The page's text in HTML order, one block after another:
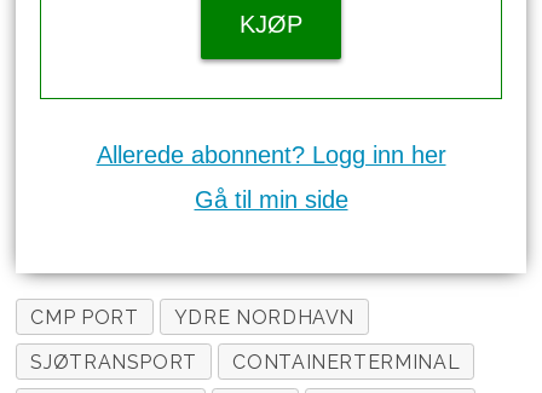
KJØP
Allerede abonnent? Logg inn her
Gå til min side
CMP PORT
YDRE NORDHAVN
SJØTRANSPORT
CONTAINERTERMINAL